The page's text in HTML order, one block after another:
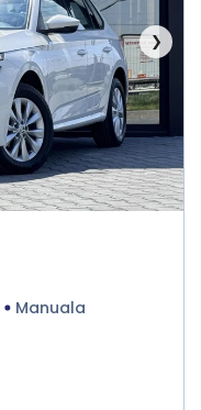
❯
Manuala